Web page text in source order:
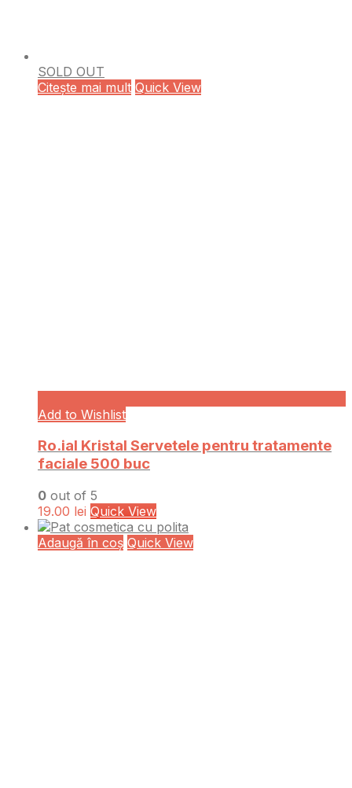
SOLD OUT
Citește mai mult Quick View
Add to Wishlist
Ro.ial Kristal Servetele pentru tratamente
faciale 500 buc
0 out of 5
19.00 lei Quick View
Adaugă în coș Quick View